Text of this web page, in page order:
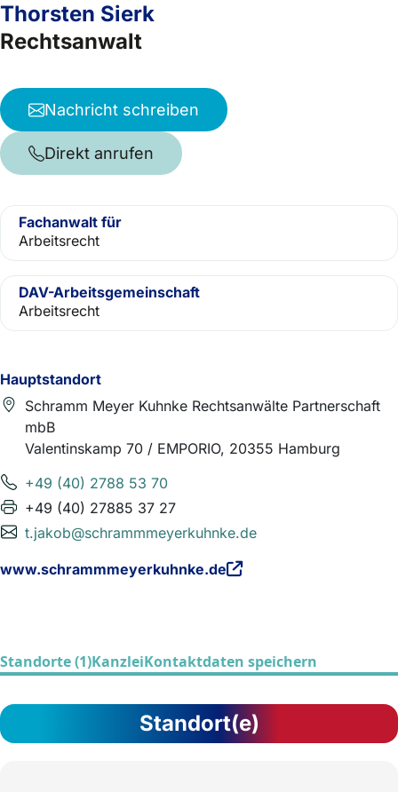
Hauptstandort
Schramm Meyer Kuhnke Rechtsanwälte Partnerschaft
mbB
Valentinskamp 70 / EMPORIO, 20355 Hamburg
+49 (40) 2788 53 70
+49 (40) 27885 37 27
t.jakob@schrammmeyerkuhnke.de
www.schrammmeyerkuhnke.de
Thorsten Sierk
Rechtsanwalt
Nachricht schreiben
Direkt anrufen
Fachanwalt für
Arbeitsrecht
DAV-Arbeitsgemeinschaft
Arbeitsrecht
Standorte (1)KanzleiKontaktdaten speichern
Standort(e)